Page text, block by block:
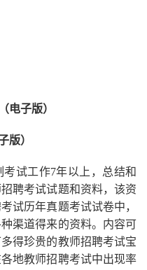
电子版）
版）
考试工作7年以上，总结和
聘考试试题和资料，该资
试历年真题考试试卷中，
渠道得来的资料。内容可
得珍贵的教师招聘考试宝
各地教师招聘考试中出现率